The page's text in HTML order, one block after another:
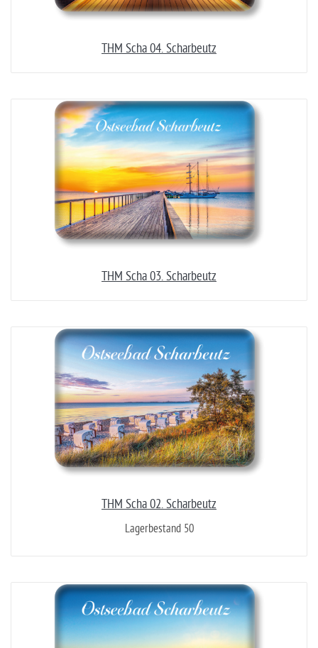
THM Scha 04. Scharbeutz
THM Scha 03. Scharbeutz
THM Scha 02. Scharbeutz
Lagerbestand 50